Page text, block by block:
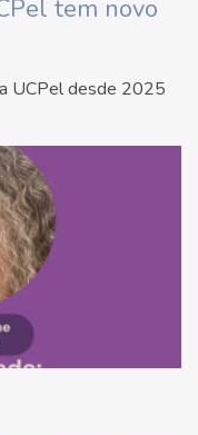
tem novo
UCPel desde 2025